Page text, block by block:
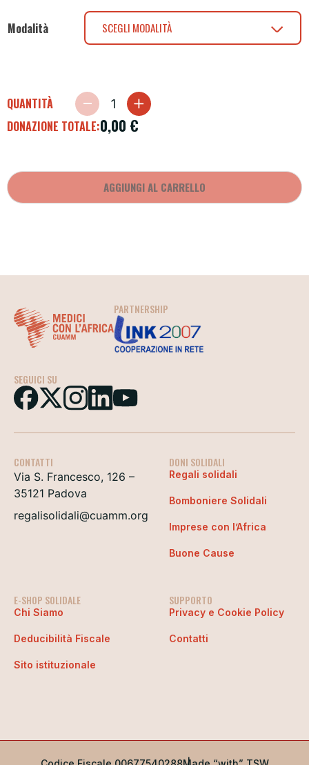
Modalità SCEGLI MODALITÀ
QUANTITÀ
DONAZIONE TOTALE:0,00 €
AGGIUNGI AL CARRELLO
PARTNERSHIP
SEGUICI SU
CONTATTI
Via S. Francesco, 126 –
35121 Padova
regalisolidali@cuamm.org
DONI SOLIDALI
Regali solidali
Bomboniere Solidali
Imprese con l’Africa
Buone Cause
E-SHOP SOLIDALE
Chi Siamo
Deducibilità Fiscale
Sito istituzionale
SUPPORTO
Privacy e Cookie Policy
Contatti